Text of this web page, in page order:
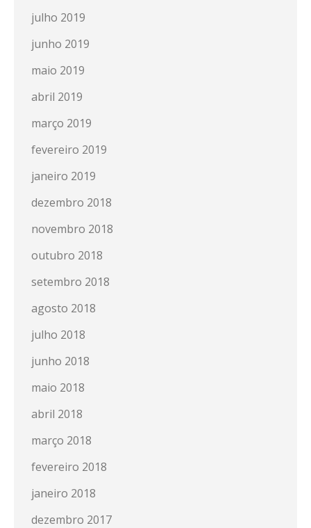
julho 2019
junho 2019
maio 2019
abril 2019
março 2019
fevereiro 2019
janeiro 2019
dezembro 2018
novembro 2018
outubro 2018
setembro 2018
agosto 2018
julho 2018
junho 2018
maio 2018
abril 2018
março 2018
fevereiro 2018
janeiro 2018
dezembro 2017